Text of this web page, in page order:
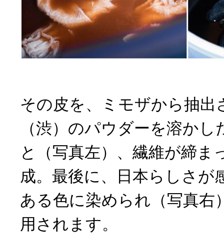
その皮を、ミモザから抽出
（渋）のパウダーを溶か
と（写真左）、繊維が締ま
成。最後に、日本らしさが
ある色に染められ（写真右
用されます。